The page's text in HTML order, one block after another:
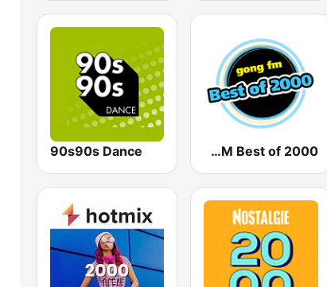
Gong FM Best of 2000
90s90s Dance